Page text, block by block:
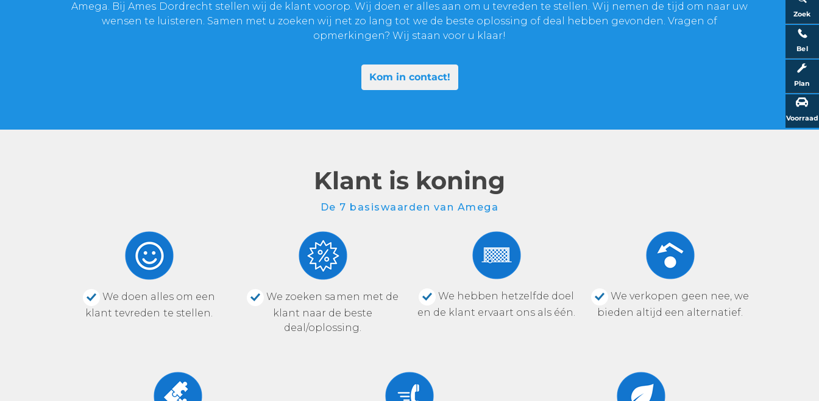
Zoek
Bel
Plan
Voorraad
Amega. Bij Ames Dordrecht stellen wij de klant voorop. Wij doen er alles aan om u tevreden te stellen. Wij nemen de tijd om naar uw
wensen te luisteren. Samen met u zoeken wij net zo lang tot we de beste oplossing of deal hebben gevonden. Vragen of
opmerkingen? Wij staan voor u klaar!
Kom in contact!
Klant is koning
De 7 basiswaarden van Amega
We doen alles om een
klant tevreden te stellen.
We zoeken samen met de
klant naar de beste
deal/oplossing.
We hebben hetzelfde doel
en de klant ervaart ons als één.
We verkopen geen nee, we
bieden altijd een alternatief.